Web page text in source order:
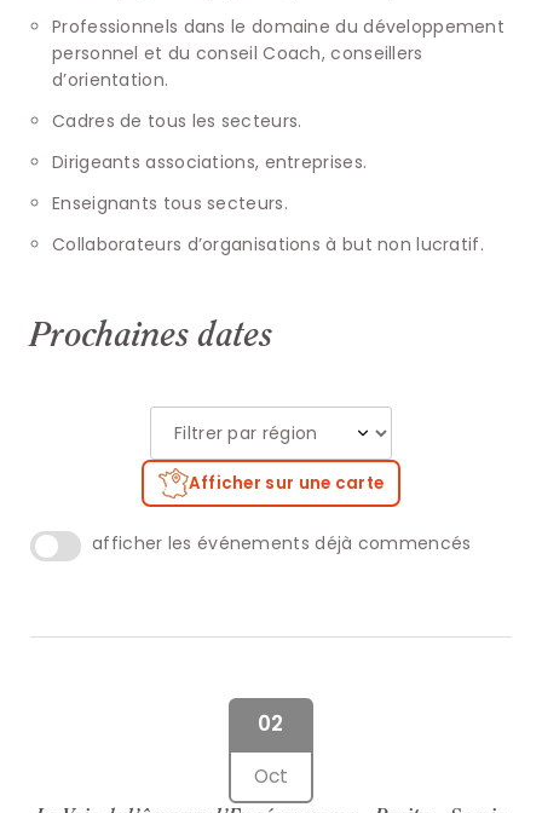
Professionnels dans le domaine du développement
personnel et du conseil Coach, conseillers
d’orientation.
Cadres de tous les secteurs.
Dirigeants associations, entreprises.
Enseignants tous secteurs.
Collaborateurs d’organisations à but non lucratif.
Prochaines dates
Afficher sur une carte
afficher les événements déjà commencés
02
Oct